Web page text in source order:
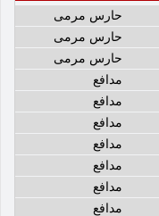
حارس مرمى
حارس مرمى
حارس مرمى
مدافع
مدافع
مدافع
مدافع
مدافع
مدافع
مدافع